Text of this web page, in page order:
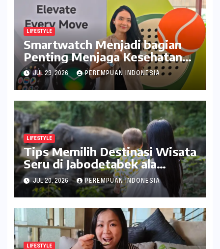
LIFESTYLE
Smartwatch Menjadi bagian
Penting Menjaga Kesehatan
Bagi Perempuan
JUL 23, 2026 PEREMPUAN INDONESIA
LIFESTYLE
Tips Memilih Destinasi Wisata
Seru di Jabodetabek ala
inDrive
JUL 20, 2026 PEREMPUAN INDONESIA
LIFESTYLE